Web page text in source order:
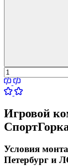
Игровой
Условия
Петербург и